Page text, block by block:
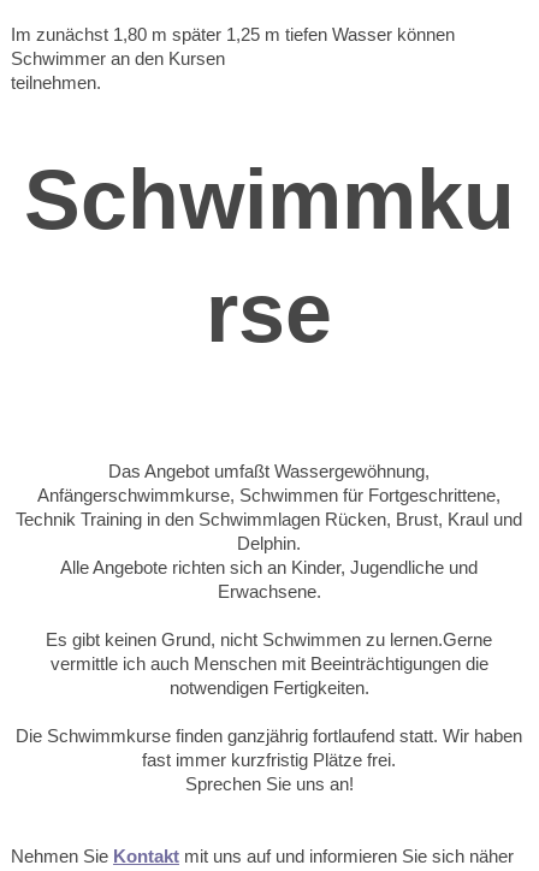
Im zunächst 1,80 m später 1,25 m tiefen Wasser können
Schwimmer an den Kursen
teilnehmen.
Schwimmku
rse
Das Angebot umfaßt Wassergewöhnung,
Anfängerschwimmkurse, Schwimmen für Fortgeschrittene,
Technik Training in den Schwimmlagen Rücken, Brust, Kraul und
Delphin.
Alle Angebote richten sich an Kinder, Jugendliche und
Erwachsene.
Es gibt keinen Grund, nicht Schwimmen zu lernen.Gerne
vermittle ich auch Menschen mit Beeinträchtigungen die
notwendigen Fertigkeiten.
Die Schwimmkurse finden ganzjährig fortlaufend statt. Wir haben
fast immer kurzfristig Plätze frei.
Sprechen Sie uns an!
Nehmen Sie Kontaktmit uns auf und informieren Sie sich näher